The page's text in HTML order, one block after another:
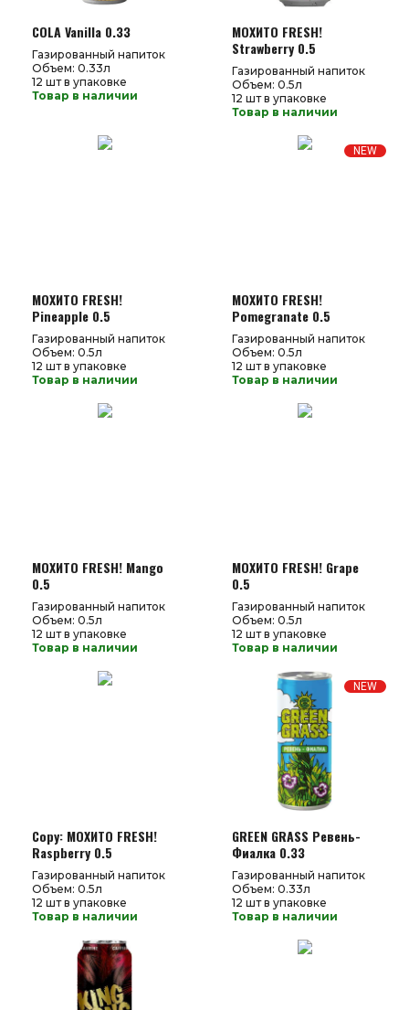
COLA Vanilla 0.33
Газированный напиток
Объем: 0.33л
12 шт в упаковке
Товар в наличии
МОХИТО FRESH!
Strawberry 0.5
Газированный напиток
Объем: 0.5л
12 шт в упаковке
Товар в наличии
МОХИТО FRESH!
Pineapple 0.5
Газированный напиток
Объем: 0.5л
12 шт в упаковке
Товар в наличии
NEW
МОХИТО FRESH!
Pomegranate 0.5
Газированный напиток
Объем: 0.5л
12 шт в упаковке
Товар в наличии
МОХИТО FRESH! Mango
0.5
Газированный напиток
Объем: 0.5л
12 шт в упаковке
Товар в наличии
МОХИТО FRESH! Grape
0.5
Газированный напиток
Объем: 0.5л
12 шт в упаковке
Товар в наличии
Copy: МОХИТО FRESH!
Raspberry 0.5
Газированный напиток
Объем: 0.5л
12 шт в упаковке
Товар в наличии
NEW
GREEN GRASS Ревень-
Фиалка 0.33
Газированный напиток
Объем: 0.33л
12 шт в упаковке
Товар в наличии